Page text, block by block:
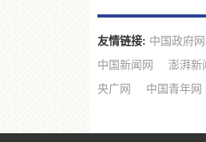
友情链接: 中国政府网
中国新闻网
澎湃新
央广网
中国青年网